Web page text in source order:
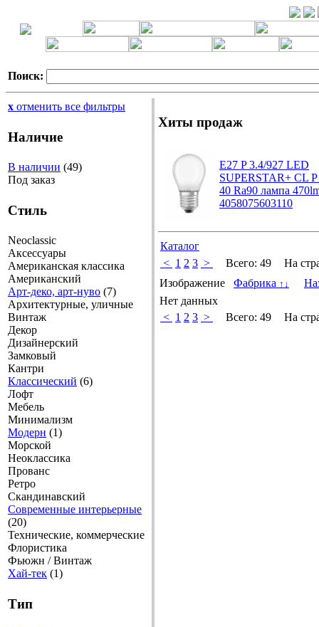
Поиск:
x отменить все фильтры
Наличие
В наличии (49)
Под заказ
Стиль
Neoclassic
Аксессуары
Американская классика
Американский
Арт-деко, арт-нуво (7)
Архитектурные, уличные
Винтаж
Декор
Дизайнерский
Замковый
Кантри
Классический (6)
Лофт
Мебель
Минимализм
Модерн (1)
Морской
Неоклассика
Прованс
Ретро
Скандинавский
Современные интерьерные
(20)
Технические, коммерческие
Флористика
Фьюжн / Винтаж
Хай-тек (1)
Тип
Хиты продаж
E27 P 3.4/927 LED
SUPERSTAR+ CL
40 Ra90 лампа
4058075603110
Каталог
< 1 2 3 > Всего: 49
На
Изображение
Фабрика ↑ ↓
Нет данных
< 1 2 3 > Всего: 49 На